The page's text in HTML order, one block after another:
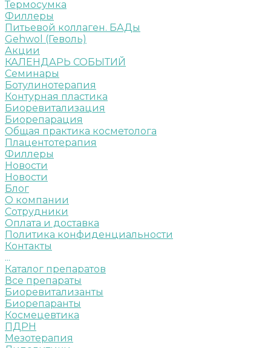
Термосумка
Филлеры
Питьевой коллаген. БАДы
Gehwol (Геволь)
Акции
КАЛЕНДАРЬ СОБЫТИЙ
Семинары
Ботулинотерапия
Контурная пластика
Биоревитализация
Биорепарация
Общая практика косметолога
Плацентотерапия
Филлеры
Новости
Новости
Блог
О компании
Сотрудники
Оплата и доставка
Политика конфиденциальности
Контакты
...
Каталог препаратов
Все препараты
Биоревитализанты
Биорепаранты
Космецевтика
ПДРН
Мезотерапия